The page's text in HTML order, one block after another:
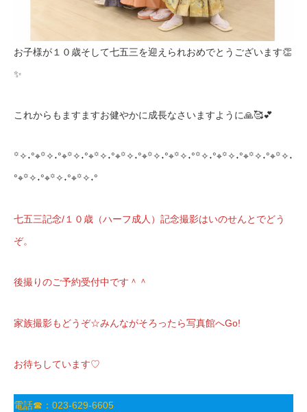
お子様が１０歳そして七五三を迎えられおめでとうございます👏
✨
これからもますますお健やかに成長なさいますように🙏🥰💕
꙳✧˖°⌖꙳✧˖°⌖꙳✧˖°⌖꙳✧˖°⌖꙳✧˖°⌖꙳✧˖°⌖꙳✧˖°꙳✧˖°⌖꙳✧˖°⌖꙳✧˖°⌖꙳✧˖
°⌖꙳✧˖°⌖꙳✧˖°⌖꙳✧˖°
七五三記念/１０歳（ハーフ成人）記念撮影はいのせんとでどう
ぞ。
後撮りのご予約受付中です＾＾
家族撮影もどうぞ☆みんながそろったら写真館へGo!
お待ちしています♡
電話☎：023-629-6605